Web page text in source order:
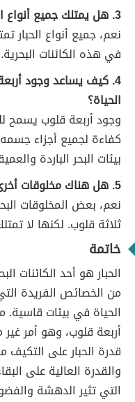
3. هل يمتلك جميع أنواع الحبار أربع قلوب؟
نعم، جميع أنواع الحبار
في هذه الكائنات البحرية.
4. كيف يساعد وجود
الحياة؟
وجود أربعة قلوب يسمح
كفاءة لجميع أجزاء
بيئات البحر الباردة
5. هل هناك مخلوقات أخرى تمتلك أكثر من قلب؟
نعم، بعض المخلوقات
ثلاثة قلوب. لكنها لا
خاتمة
الحبار هو أحد الكائنات
من الخصائص الفريدة
الحياة في بيئات
أربعة قلوب، وهو أمر
قدرة الحبار على التكيف
والقدرة العالية على
التي تثير الدهشة